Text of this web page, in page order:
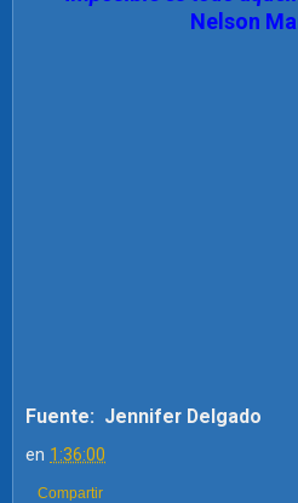
Nelson
Fuente: Jennifer Delgado
en 1:36:00
Compartir